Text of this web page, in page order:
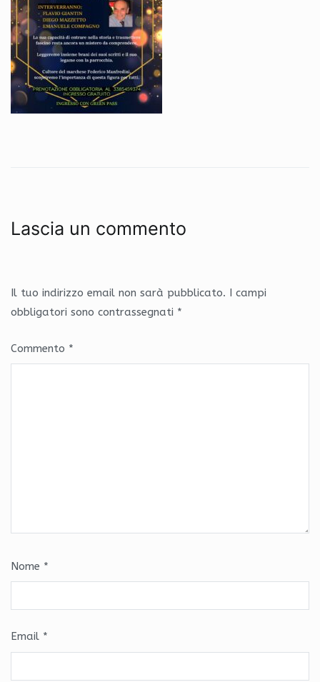
Lascia un commento
Il tuo indirizzo email non sarà pubblicato. I campi
obbligatori sono contrassegnati *
Commento *
Nome *
Email *